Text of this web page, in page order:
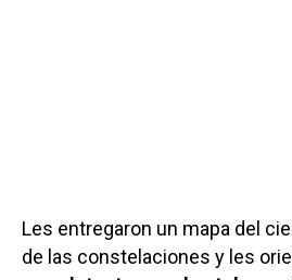
Les entregaron un mapa del
de las constelaciones y les